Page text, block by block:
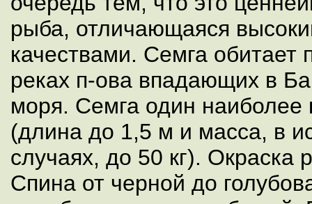
рыба, отличающаяся
качествами. Семга обитает
реках п-ова впадающих в
моря. Семга один наиболее
(длина до 1,5 м и масса, в
случаях, до 50 кг). Окраска
Спина от черной до